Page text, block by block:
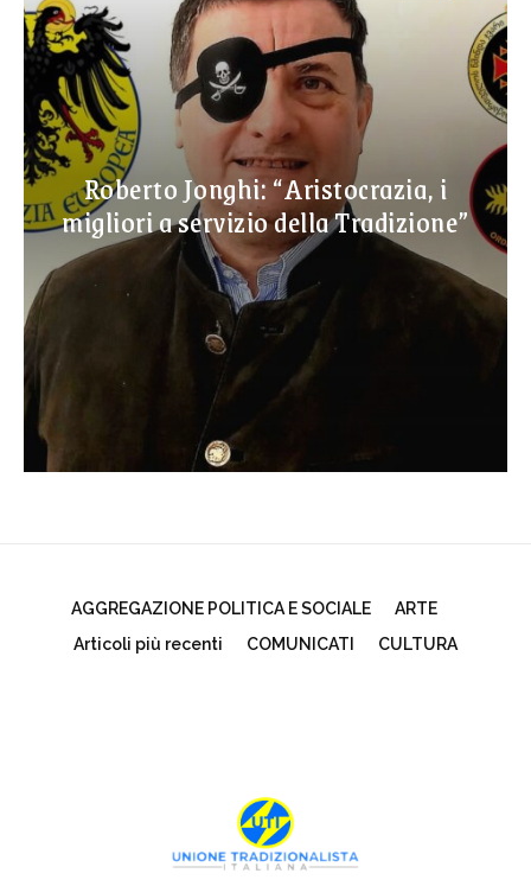
Roberto Jonghi: “Aristocrazia, i
migliori a servizio della Tradizione”
AGGREGAZIONE POLITICA E SOCIALE
ARTE
Articoli più recenti
COMUNICATI CULTURA